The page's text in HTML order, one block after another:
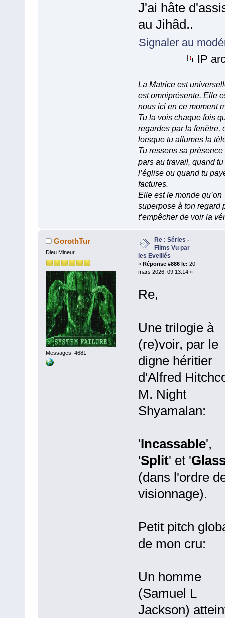
J'ai hâte
au Jihâd..
Signaler au
IP
La Matrice est
est omniprésente. Elle
nous ici en ce moment
Tu la vois chaque fois
regardes par la fenêtre,
lorsque tu allumes la
Tu ressens sa
pars au travail, quand
l’église ou quand tu
factures.
Elle est le monde qu’on
superpose à ton regard
t’empêcher de voir la
GorothTur
Dieu Mineur
Messages: 4681
Re : Séries -
Films Vu par
les Eveillés
« Réponse #886 le: 20
mars 2026, 09:13:14 »
Re,
Une trilogie à
(re)voir, par le
digne héritier
d'Alfred
M. Night
Shyamalan:
'Incassable',
'Split' et '
(dans l'ordre
visionnage).
Petit pitch
de mon cru:
Un homme
(Samuel L
Jackson)